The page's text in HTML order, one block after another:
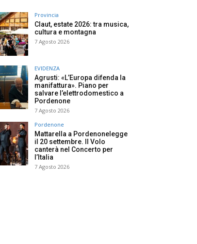
Provincia
Claut, estate 2026: tra musica,
cultura e montagna
7 Agosto 2026
EVIDENZA
Agrusti: «L’Europa difenda la
manifattura». Piano per
salvare l’elettrodomestico a
Pordenone
7 Agosto 2026
Pordenone
Mattarella a Pordenonelegge
il 20 settembre. Il Volo
canterà nel Concerto per
l’Italia
7 Agosto 2026